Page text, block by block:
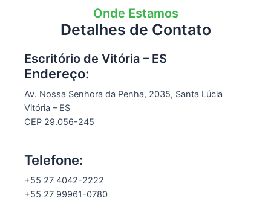
Onde Estamos
Detalhes de Contato
Escritório de Vitória – ES
Endereço:
Av. Nossa Senhora da Penha, 2035, Santa Lúcia
Vitória – ES
CEP 29.056-245
Telefone:
+55 27 4042-2222
+55 27 99961-0780